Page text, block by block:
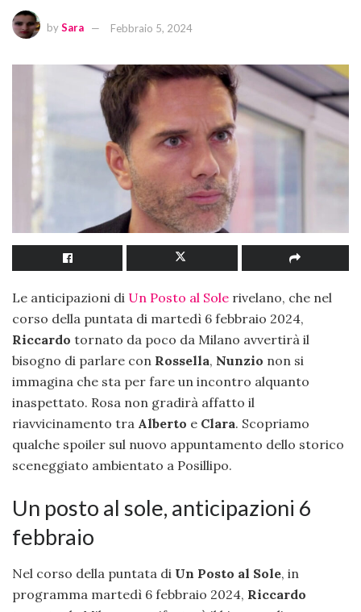
bySara Febbraio 5, 2024
Le anticipazioni di Un Posto al Sole rivelano, che nel
corso della puntata di martedì 6 febbraio 2024,
Riccardo tornato da poco da Milano avvertirà il
bisogno di parlare con Rossella, Nunzio non si
immagina che sta per fare un incontro alquanto
inaspettato. Rosa non gradirà affatto il
riavvicinamento tra Alberto e Clara. Scopriamo
qualche spoiler sul nuovo appuntamento dello storico
sceneggiato ambientato a Posillipo.
Un posto al sole, anticipazioni 6
febbraio
Nel corso della puntata di Un Posto al Sole, in
programma martedì 6 febbraio 2024, Riccardo